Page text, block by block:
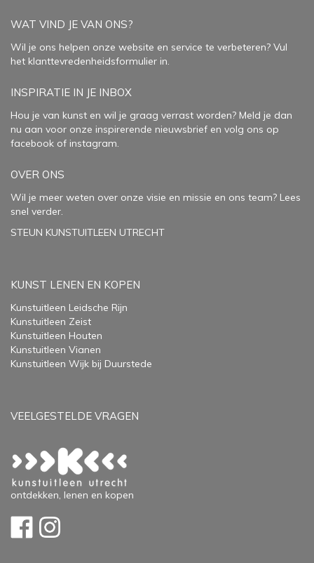
WAT VIND JE VAN ONS?
Wil je ons helpen onze website en service te verbeteren? Vul
het klanttevredenheidsformulier in.
INSPIRATIE IN JE INBOX
Hou je van kunst en wil je graag verrast worden? Meld je dan
nu aan voor onze inspirerende nieuwsbrief en volg ons op
facebook of instagram.
OVER ONS
Wil je meer weten over onze visie en missie en ons team? Lees
snel verder.
STEUN KUNSTUITLEEN UTRECHT
KUNST LENEN EN KOPEN
Kunstuitleen Leidsche Rijn
Kunstuitleen Zeist
Kunstuitleen Houten
Kunstuitleen Vianen
Kunstuitleen Wijk bij Duurstede
VEELGESTELDE VRAGEN
ontdekken, lenen en kopen